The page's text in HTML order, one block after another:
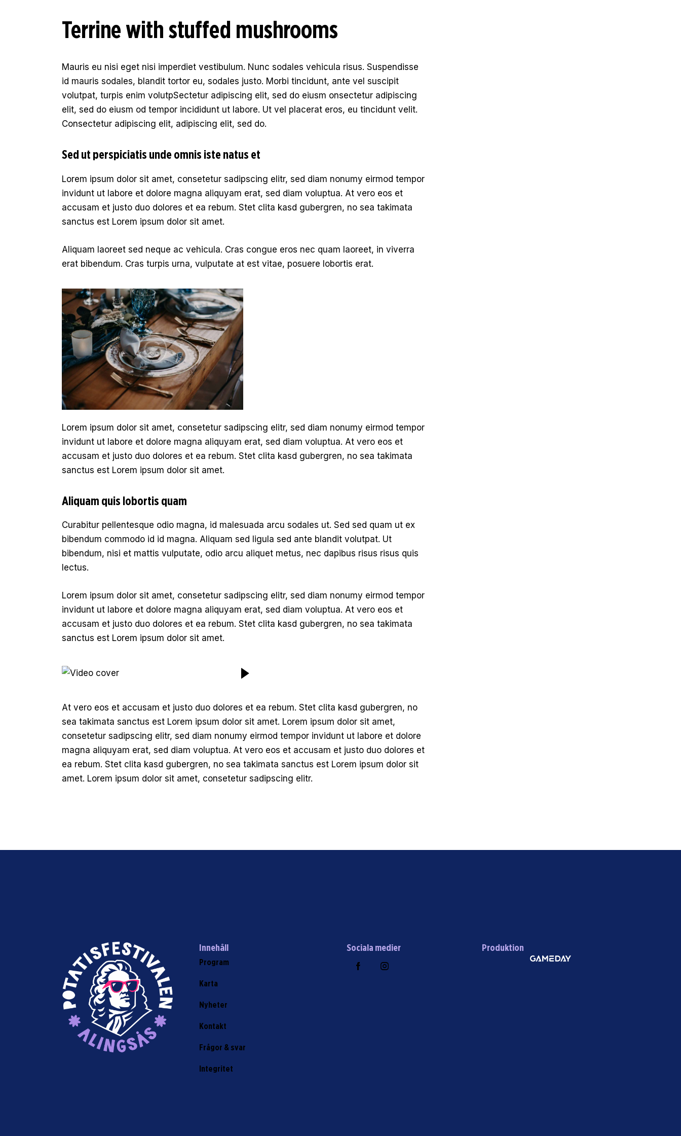
Terrine with stuffed mushrooms
Mauris eu nisi eget nisi imperdiet vestibulum. Nunc sodales vehicula risus. Suspendisse
id mauris sodales, blandit tortor eu, sodales justo. Morbi tincidunt, ante vel suscipit
volutpat, turpis enim volutpSectetur adipiscing elit, sed do eiusm onsectetur adipiscing
elit, sed do eiusm od tempor incididunt ut labore. Ut vel placerat eros, eu tincidunt velit.
Consectetur adipiscing elit, adipiscing elit, sed do.
Sed ut perspiciatis unde omnis iste natus et
Lorem ipsum dolor sit amet, consetetur sadipscing elitr, sed diam nonumy eirmod tempor
invidunt ut labore et dolore magna aliquyam erat, sed diam voluptua. At vero eos et
accusam et justo duo dolores et ea rebum. Stet clita kasd gubergren, no sea takimata
sanctus est Lorem ipsum dolor sit amet.
Aliquam laoreet sed neque ac vehicula. Cras congue eros nec quam laoreet, in viverra
erat bibendum. Cras turpis urna, vulputate at est vitae, posuere lobortis erat.
Lorem ipsum dolor sit amet, consetetur sadipscing elitr, sed diam nonumy eirmod tempor
invidunt ut labore et dolore magna aliquyam erat, sed diam voluptua. At vero eos et
accusam et justo duo dolores et ea rebum. Stet clita kasd gubergren, no sea takimata
sanctus est Lorem ipsum dolor sit amet.
Aliquam quis lobortis quam
Curabitur pellentesque odio magna, id malesuada arcu sodales ut. Sed sed quam ut ex
bibendum commodo id id magna. Aliquam sed ligula sed ante blandit volutpat. Ut
bibendum, nisi et mattis vulputate, odio arcu aliquet metus, nec dapibus risus risus quis
lectus.
Lorem ipsum dolor sit amet, consetetur sadipscing elitr, sed diam nonumy eirmod tempor
invidunt ut labore et dolore magna aliquyam erat, sed diam voluptua. At vero eos et
accusam et justo duo dolores et ea rebum. Stet clita kasd gubergren, no sea takimata
sanctus est Lorem ipsum dolor sit amet.
At vero eos et accusam et justo duo dolores et ea rebum. Stet clita kasd gubergren, no
sea takimata sanctus est Lorem ipsum dolor sit amet. Lorem ipsum dolor sit amet,
consetetur sadipscing elitr, sed diam nonumy eirmod tempor invidunt ut labore et dolore
magna aliquyam erat, sed diam voluptua. At vero eos et accusam et justo duo dolores et
ea rebum. Stet clita kasd gubergren, no sea takimata sanctus est Lorem ipsum dolor sit
amet. Lorem ipsum dolor sit amet, consetetur sadipscing elitr.
Innehåll
Program
Karta
Nyheter
Kontakt
Frågor & svar
Integritet
Sociala medier Produktion